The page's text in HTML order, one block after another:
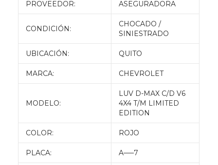
PROVEEDOR: ASEGURADORA
CONDICIÓN:
CHOCADO /
SINIESTRADO
UBICACIÓN: QUITO
MARCA: CHEVROLET
MODELO:
LUV D-MAX C/D V6
4X4 T/M LIMITED
EDITION
COLOR: ROJO
PLACA: A—–7